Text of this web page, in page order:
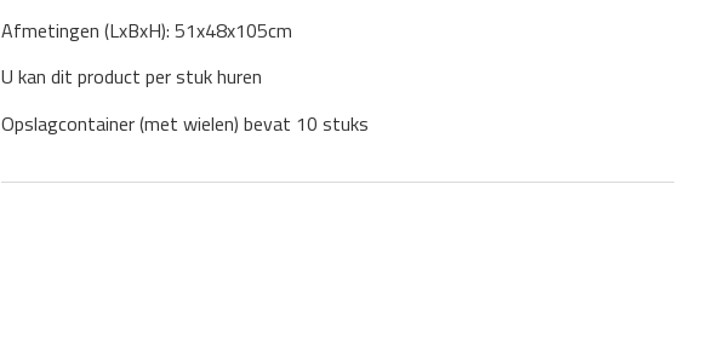
Afmetingen (LxBxH): 51x48x105cm
U kan dit product per stuk huren
Opslagcontainer (met wielen) bevat 10 stuks